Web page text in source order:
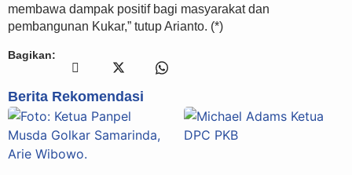
membawa dampak positif bagi masyarakat dan
pembangunan Kukar,” tutup Arianto. (*)
Bagikan:
Berita Rekomendasi